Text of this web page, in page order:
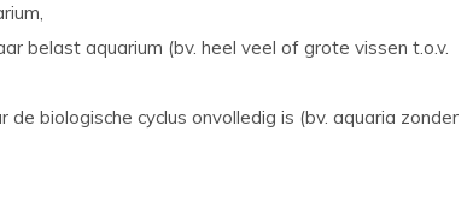
belast aquarium (bv. heel veel of grote vissen t.o.v.
biologische cyclus onvolledig is (bv. aquaria zonder